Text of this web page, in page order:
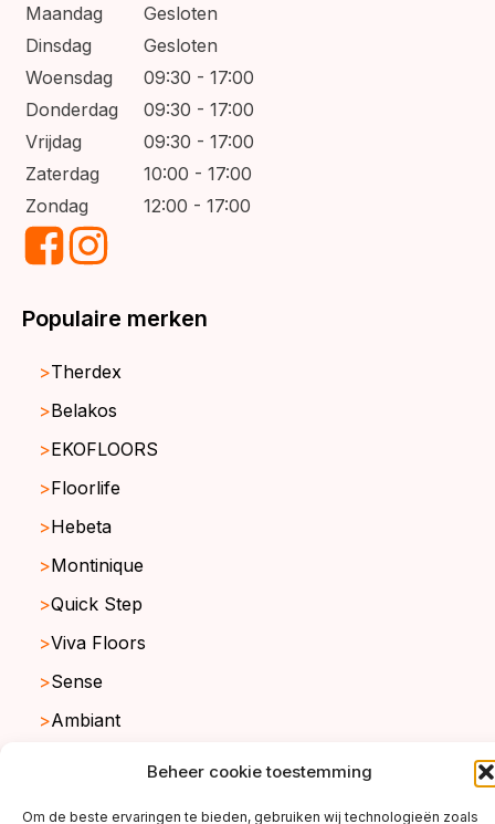
Beheer cookie toestemming
Om de beste ervaringen te bieden, gebruiken wij technologieën zoals
Maandag
Gesloten
Dinsdag
Gesloten
Woensdag
09:30 - 17:00
Donderdag
09:30 - 17:00
Vrijdag
09:30 - 17:00
Zaterdag
10:00 - 17:00
Zondag
12:00 - 17:00
Populaire merken
Therdex
Belakos
EKOFLOORS
Floorlife
Hebeta
Montinique
Quick Step
Viva Floors
Sense
Ambiant
copyright ©2026